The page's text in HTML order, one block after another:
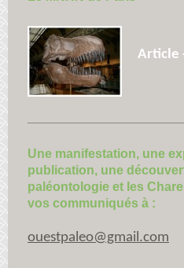
Article
Une manifestation, une
publication, une
paléontologie et les
vos communiqués à :
ouestpaleo@gmail.com